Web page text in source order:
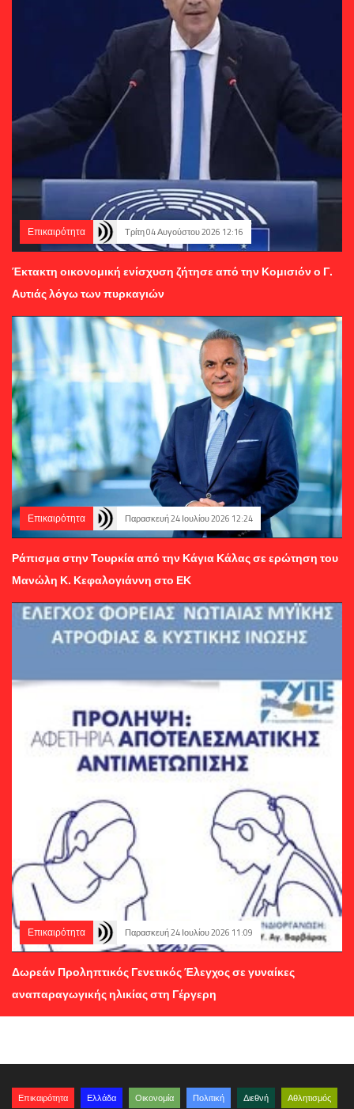
Επικαιρότητα Τρίτη 04 Αυγούστου 2026 12:16
Έκτακτη οικονομική ενίσχυση ζήτησε από την Κομισιόν ο Γ.
Αυτιάς λόγω των πυρκαγιών
Επικαιρότητα Παρασκευή 24 Ιουλίου 2026 12:24
Ράπισμα στην Τουρκία από την Κάγια Κάλας σε ερώτηση του
Μανώλη Κ. Κεφαλογιάννη στο ΕΚ
Επικαιρότητα Παρασκευή 24 Ιουλίου 2026 11:09
Δωρεάν Προληπτικός Γενετικός Έλεγχος σε γυναίκες
αναπαραγωγικής ηλικίας στη Γέργερη
Επικαιρότητα Ελλάδα Οικονομία Πολιτική Διεθνή Αθλητισμός